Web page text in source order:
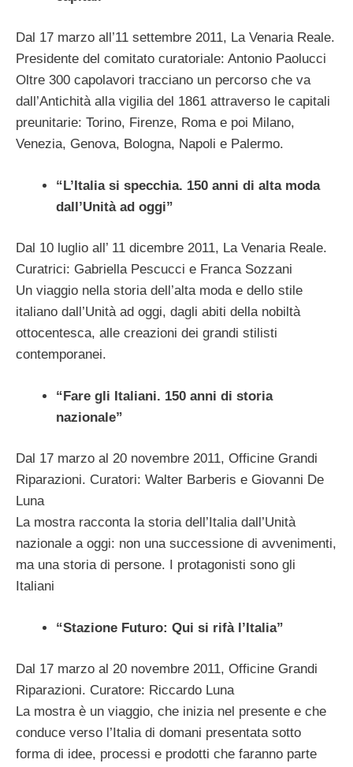
Dal 17 marzo all’11 settembre 2011, La Venaria Reale.
Presidente del comitato curatoriale: Antonio Paolucci
Oltre 300 capolavori tracciano un percorso che va
dall’Antichità alla vigilia del 1861 attraverso le capitali
preunitarie: Torino, Firenze, Roma e poi Milano,
Venezia, Genova, Bologna, Napoli e Palermo.
“L’Italia si specchia. 150 anni di alta moda
dall’Unità ad oggi”
Dal 10 luglio all’ 11 dicembre 2011, La Venaria Reale.
Curatrici: Gabriella Pescucci e Franca Sozzani
Un viaggio nella storia dell’alta moda e dello stile
italiano dall’Unità ad oggi, dagli abiti della nobiltà
ottocentesca, alle creazioni dei grandi stilisti
contemporanei.
“Fare gli Italiani. 150 anni di storia
nazionale”
Dal 17 marzo al 20 novembre 2011, Officine Grandi
Riparazioni. Curatori: Walter Barberis e Giovanni De
Luna
La mostra racconta la storia dell’Italia dall’Unità
nazionale a oggi: non una successione di avvenimenti,
ma una storia di persone. I protagonisti sono gli
Italiani
“Stazione Futuro: Qui si rifà l’Italia”
Dal 17 marzo al 20 novembre 2011, Officine Grandi
Riparazioni. Curatore: Riccardo Luna
La mostra è un viaggio, che inizia nel presente e che
conduce verso l’Italia di domani presentata sotto
forma di idee, processi e prodotti che faranno parte